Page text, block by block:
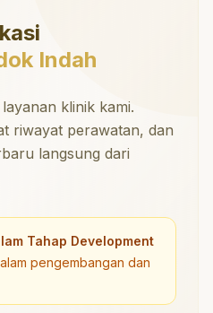
Indah
klinik kami.
riwayat perawatan, dan
langsung dari
Tahap Development
pengembangan dan